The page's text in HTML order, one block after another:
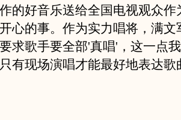
的好音乐送给全国电视观众作
心的事。作为实力唱将，满文
求歌手要全部'真唱'，这一点
有现场演唱才能最好地表达歌